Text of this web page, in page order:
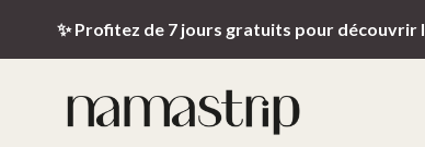
✨ Profitez de 7 jours gratuits pour découvrir